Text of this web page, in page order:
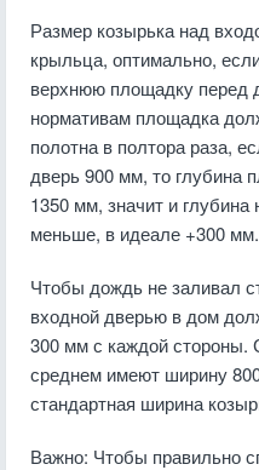
Размер козырька над
крыльца, оптимально,
верхнюю площадку перед
нормативам площадка
полотна в полтора раза,
дверь 900 мм, то глубина
1350 мм, значит и
меньше, в идеале +300 мм.
Чтобы дождь не заливал
входной дверью в дом
300 мм с каждой стороны.
среднем имеют ширину
стандартная ширина
Важно: Чтобы правильно